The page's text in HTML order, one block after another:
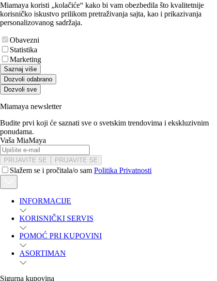
Miamaya koristi „kolačiće“ kako bi vam obezbedila što kvalitetnije
korisničko iskustvo prilikom pretraživanja sajta, kao i prikazivanja
personalizovanog sadržaja.
Obavezni
Statistika
Marketing
Saznaj više
Dozvoli odabrano
Dozvoli sve
Miamaya newsletter
Budite prvi koji će saznati sve o svetskim trendovima i ekskluzivnim
ponudama.
Vaša MiaMaya
PRIJAVITE SE PRIJAVITE SE
Slažem se i pročitala/o sam Politika Privatnosti
INFORMACIJE
KORISNIČKI SERVIS
POMOĆ PRI KUPOVINI
ASORTIMAN
Sigurna kupovina